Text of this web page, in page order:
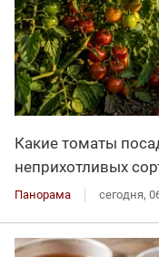
Какие томаты
неприхотливых
Панорама сегодня,